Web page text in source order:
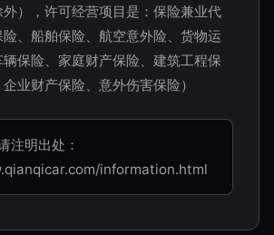
），许可经营项目是：保险兼业代
、船舶保险、航空意外险、货物运
保险、家庭财产保险、建筑工程保
业财产保险、意外伤害保险）
注明出处：
information.html